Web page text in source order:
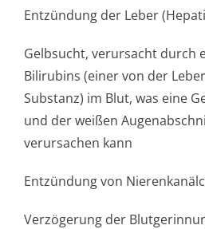
Entzündung der Leber
Gelbsucht, verursacht durch
Bilirubins (einer von der
Substanz) im Blut, was eine
und der weißen
verursachen kann
Entzündung von
Verzögerung der